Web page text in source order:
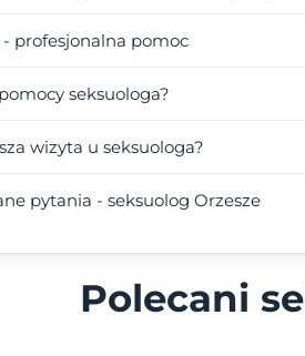
profesjonalna pomoc
seksuologa?
wizyta u seksuologa?
pytania - seksuolog Orzesze
Polecani